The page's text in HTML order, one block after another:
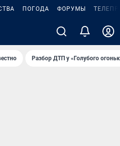
ПОГОДА ФОРУМЫ
Разбор ДТП у «Голубого